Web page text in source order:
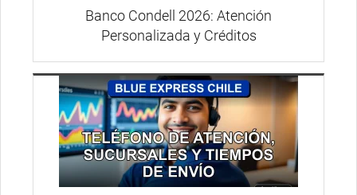
Banco Condell 2026: Atención
Personalizada y Créditos